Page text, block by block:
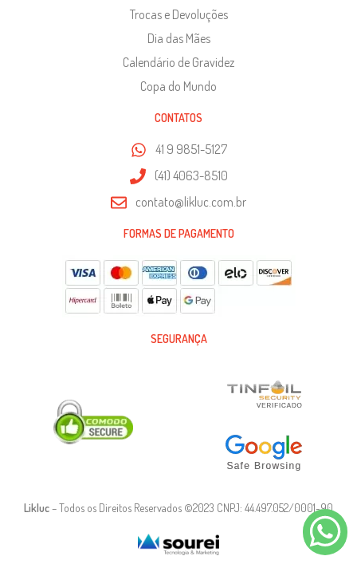
Trocas e Devoluções
Dia das Mães
Calendário de Gravidez
Copa do Mundo
CONTATOS
41 9 9851-5127
(41) 4063-8510
contato@likluc.com.br
FORMAS DE PAGAMENTO
SEGURANÇA
Likluc– Todos os Direitos Reservados ©2023 CNPJ: 44.497.052/0001-90